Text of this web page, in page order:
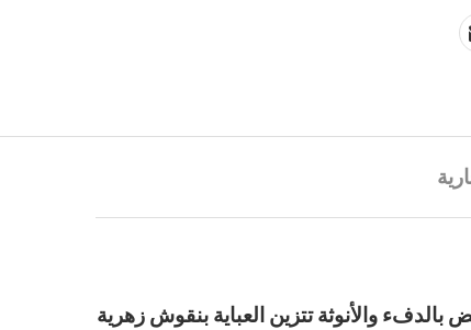
والأنوثة تتزين العباية بنقوش زهرية